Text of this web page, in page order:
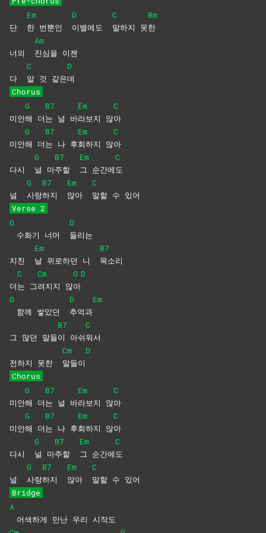
단
Em
한 번뿐인
D
이별에도
C
말하지 못
Bm
한
너의
Am
진심을 이젠
다
C
알 것 같은
D
데
Chorus
미안
G
해 더
B7
는 널 바
Em
라보지 않
C
아
미안
G
해 더
B7
는 나 후
Em
회하지 않
C
아
다시
G
널 마
B7
주할
Em
그 순간에
C
도
널
G
사랑
B7
하지
Em
않아
C
말할 수 있어
Verse 2
G
수화기 너머
D
들리는
지친
Em
날 위로하던 니
B7
목소리
더
C
는 그
Cm
려지지 않
G
아
D
G
함께 쌓았던
D
추억과
Em
그 많던 말들
B7
이 아쉬
C
워서
전하지 못한
Cm
말들이
D
Chorus
미안
G
해 더
B7
는 널 바
Em
라보지 않
C
아
미안
G
해 더
B7
는 나 후
Em
회하지 않
C
아
다시
G
널 마
B7
주할
Em
그 순간에
C
도
널
G
사랑
B7
하지
Em
않아
C
말할 수 있어
Bridge
A
어색하게 만난 우리 시작도